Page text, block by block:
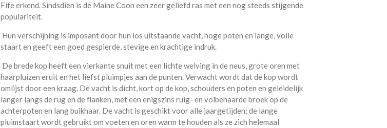
Fife erkend. Sindsdien is de Maine Coon een zeer geliefd ras met een nog steeds stijgende
populariteit.
Hun verschijning is imposant door hun los uitstaande vacht, hoge poten en lange, volle
staart en geeft een goed gespierde, stevige en krachtige indruk.
De brede kop heeft een vierkante snuit met een lichte welving in de neus, grote oren met
haarpluizen eruit en het liefst pluimpjes aan de punten. Verwacht wordt dat de kop wordt
omlijst door een kraag. De vacht is dicht, kort op de kop, schouders en poten en geleidelijk
langer langs de rug en de flanken, met een enigszins ruig- en volbehaarde broek op de
achterpoten en lang buikhaar. De vacht is geschikt voor alle jaargetijden; de lange
pluimstaart wordt gebruikt om voeten en oren warm te houden als ze zich helemaal